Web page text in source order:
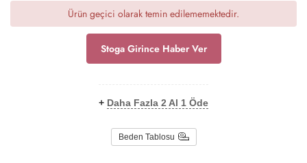
Ürün geçici olarak temin edilememektedir.
Stoga Girince Haber Ver
+ Daha Fazla 2 Al 1 Öde
Beden Tablosu